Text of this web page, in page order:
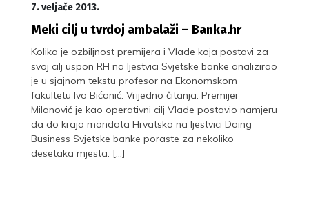
7. veljače 2013.
Meki cilj u tvrdoj ambalaži – Banka.hr
Kolika je ozbiljnost premijera i Vlade koja postavi za
svoj cilj uspon RH na ljestvici Svjetske banke analizirao
je u sjajnom tekstu profesor na Ekonomskom
fakultetu Ivo Bićanić. Vrijedno čitanja. Premijer
Milanović je kao operativni cilj Vlade postavio namjeru
da do kraja mandata Hrvatska na ljestvici Doing
Business Svjetske banke poraste za nekoliko
desetaka mjesta. […]